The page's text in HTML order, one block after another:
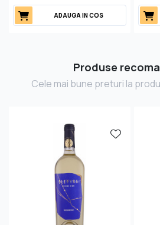
ADAUGA IN COS
Produse
Cele mai bune preturi la